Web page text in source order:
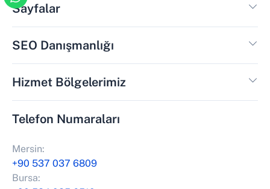
Sayfalar
SEO Danışmanlığı
Hizmet Bölgelerimiz
Telefon Numaraları
Mersin:
+90 537 037 6809
Bursa: